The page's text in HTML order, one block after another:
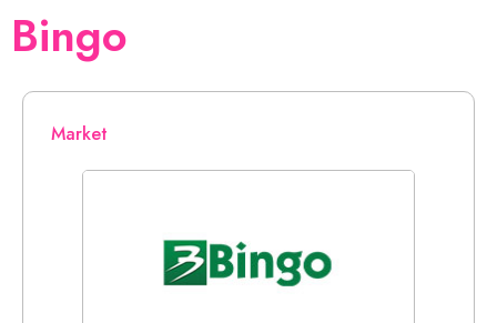
Bingo
Market